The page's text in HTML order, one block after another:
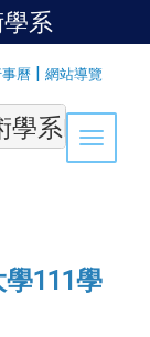
系
曆 | 網站導覽
Toggle
系
111學